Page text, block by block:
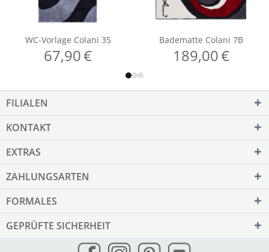
FILIALEN
KONTAKT
EXTRAS
ZAHLUNGSARTEN
FORMALES
GEPRÜFTE SICHERHEIT